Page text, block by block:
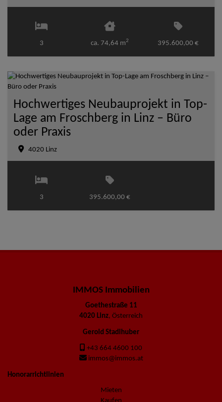
3 ca. 74,64 m2 395.600,00 €
Hochwertiges Neubauprojekt in Top-
Lage am Froschberg in Linz – Büro
oder Praxis
4020 Linz
3 395.600,00 €
IMMOS Immobilien
Goethestraße 11
4020 Linz, Österreich
Gerold Stadlhuber
+43 664 4600 100
immos@immos.at
Honorarrichtlinien
Mieten